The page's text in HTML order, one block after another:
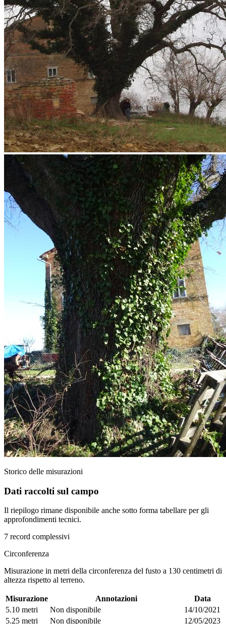
Storico delle misurazioni
Dati raccolti sul campo
Il riepilogo rimane disponibile anche sotto forma tabellare per gli
approfondimenti tecnici.
7 record complessivi
Circonferenza
Misurazione in metri della circonferenza del fusto a 130 centimetri di
altezza rispetto al terreno.
Misurazione Annotazioni
Data
5.10 metri
Non disponibile
14/10/2021
5.25 metri
Non disponibile 12/05/2023